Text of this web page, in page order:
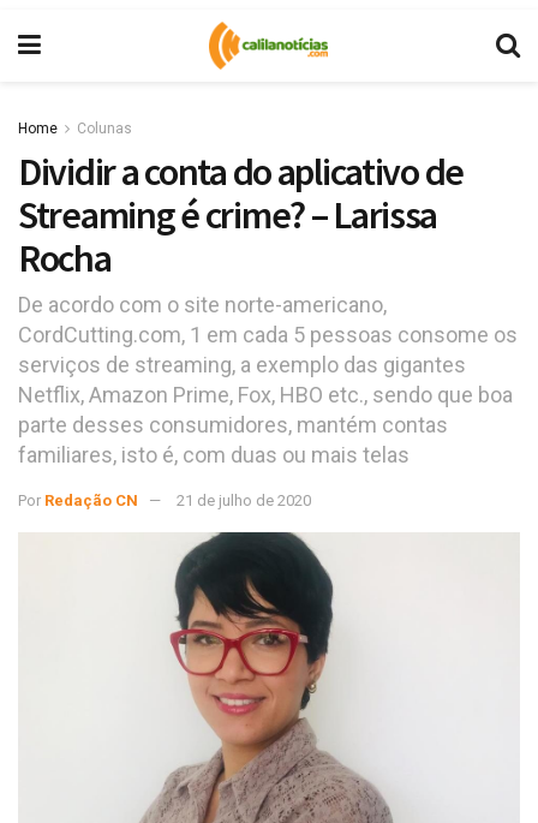
Home Colunas
Dividir a conta do aplicativo de
Streaming é crime? – Larissa
Rocha
De acordo com o site norte-americano,
CordCutting.com, 1 em cada 5 pessoas consome os
serviços de streaming, a exemplo das gigantes
Netflix, Amazon Prime, Fox, HBO etc., sendo que boa
parte desses consumidores, mantém contas
familiares, isto é, com duas ou mais telas
Por Redação CN 21 de julho de 2020